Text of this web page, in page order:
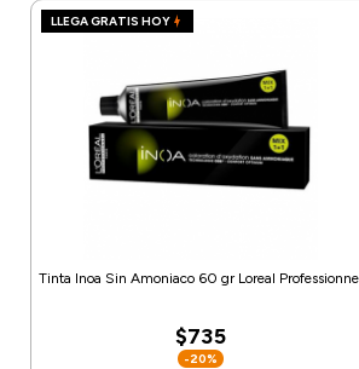
LLEGA GRATIS HOY
Tinta Inoa Sin Amoniaco 60 gr Loreal
$735
-20%